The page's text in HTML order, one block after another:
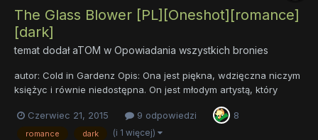
The Glass Blower [PL][Oneshot][romance]
[dark]
temat dodałaTOM w Opowiadania wszystkich bronies
autor: Cold in Gardenz Opis: Ona jest piękna, wdzięczna niczym
księżyc i równie niedostępna. On jest młodym artystą, który
wciąż ma wiele do dowiedzenia się o życiu. Kiedy podejmie się
stworzenia najwspanialszego dzieła na świecie, czy zdobędzie
dzięki niemu jej serce? Czy może doświadczy bruta...
Czerwiec 21, 2015 9 odpowiedzi 8
romance dark (i 1 więcej)